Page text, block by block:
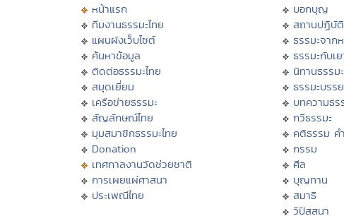
หน้าแรก
ทีมงานธรรมะไทย
แผนผังเว็บไซต์
ค้นหาข้อมูล
ติดต่อธรรมะไทย
สมุดเยี่ยม
เครือข่ายธรรมะ
สัญลักษณ์ไทย
มุมสมาชิกธรรมะไทย
Donation
เทศกาลงานวัดช่วยชาติ
การเผยแผ่ศาสนา
ประเพณีไทย
บอกบุญ
สถานปฏิบั
ธรรมะจาก
ธรรมะกับเ
นิทานธรรม
ธรรมะบรร
บทความธร
กวีธรรมะ
คติธรรม ค
กรรม
ศีล
บุญทาน
สมาธิ
วิปัสสนา